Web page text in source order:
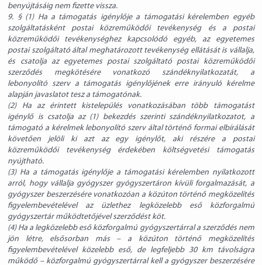
benyújtásáig nem fizette vissza.
9. § (1) Ha a támogatás igénylője a támogatási kérelemben egyéb
szolgáltatásként postai közreműködői tevékenység és a postai
közreműködői tevékenységhez kapcsolódó egyéb, az egyetemes
postai szolgáltató által meghatározott tevékenység ellátását is vállalja,
és csatolja az egyetemes postai szolgáltató postai közreműködői
szerződés megkötésére vonatkozó szándéknyilatkozatát, a
lebonyolító szerv a támogatás igénylőjének erre irányuló kérelme
alapján javaslatot tesz a támogatónak.
(2) Ha az érintett kistelepülés vonatkozásában több támogatást
igénylő is csatolja az (1) bekezdés szerinti szándéknyilatkozatot, a
támogató a kérelmek lebonyolító szerv által történő formai elbírálását
követően jelöli ki azt az egy igénylőt, aki részére a postai
közreműködői tevékenység érdekében költségvetési támogatás
nyújtható.
(3) Ha a támogatás igénylője a támogatási kérelemben nyilatkozott
arról, hogy vállalja gyógyszer gyógyszertáron kívüli forgalmazását, a
gyógyszer beszerzésére vonatkozóan a közúton történő megközelítés
figyelembevételével az üzlethez legközelebb eső közforgalmú
gyógyszertár működtetőjével szerződést köt.
(4) Ha a legközelebb eső közforgalmú gyógyszertárral a szerződés nem
jön létre, elsősorban más – a közúton történő megközelítés
figyelembevételével közelebb eső, de legfeljebb 30 km távolságra
működő – közforgalmú gyógyszertárral kell a gyógyszer beszerzésére